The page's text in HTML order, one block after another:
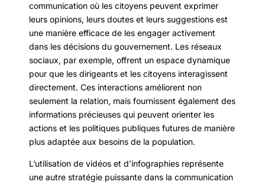
communication où les citoyens peuvent exprimer
leurs opinions, leurs doutes et leurs suggestions est
une manière efficace de les engager activement
dans les décisions du gouvernement. Les réseaux
sociaux, par exemple, offrent un espace dynamique
pour que les dirigeants et les citoyens interagissent
directement. Ces interactions améliorent non
seulement la relation, mais fournissent également des
informations précieuses qui peuvent orienter les
actions et les politiques publiques futures de manière
plus adaptée aux besoins de la population.
L’utilisation de vidéos et d’infographies représente
une autre stratégie puissante dans la communication